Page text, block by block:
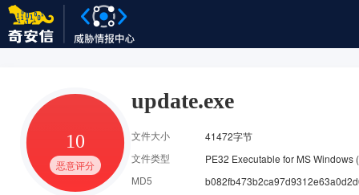
恶意评分
update.exe
文件大小
41472字节
文件类型
PE32 Executable for MS Windows
MD5